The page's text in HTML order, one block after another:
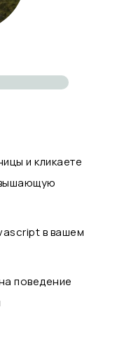
и кликаете
в вашем
поведение